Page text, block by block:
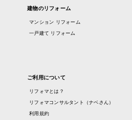
建物のリフォーム
マンション リフォーム
一戸建て リフォーム
ご利用について
リフォマとは？
リフォマコンサルタント（ナベさん）
利用規約